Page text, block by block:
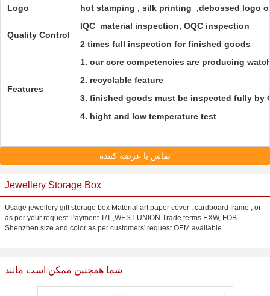
Logo
hot stamping , silk printing ,debossed logo
Quality Control
IQC material inspection, OQC inspection
2 times full inspection for finished goods
Features
1. our core competencies are producing
2. recyclable feature
3. finished goods must be inspected fully by
4. hight and low temperature test
تماس با عرضه کننده
Jewellery Storage Box
Usage jewellery gift storage box Material art paper cover , cardboard frame , or
as per your request Payment T/T ,WEST UNION Trade terms EXW, FOB
Shenzhen size and color as per customers' request OEM available ...
شما همچنین ممکن است مانند